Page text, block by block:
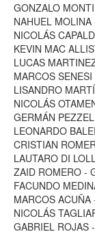
GONZALO
NAHUEL
NICOLÁS
KEVIN MAC
LUCAS
MARCOS
LISANDRO
NICOLÁS
GERMÁN
LEONARDO
CRISTIAN
LAUTARO DI
ZAID ROMERO -
FACUNDO
MARCOS
NICOLÁS
GABRIEL ROJAS